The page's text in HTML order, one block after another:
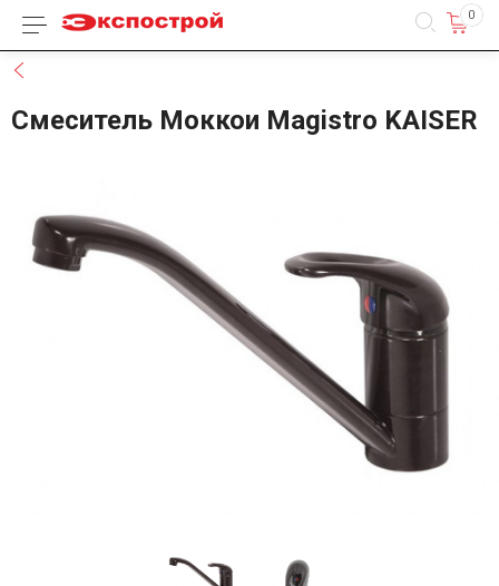
Каталог товаров 0
Смеситель Моккои Magistro KAISER